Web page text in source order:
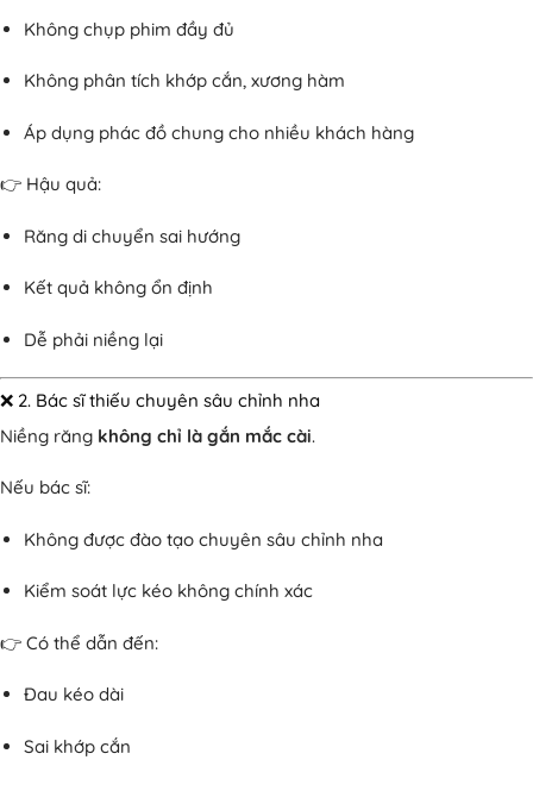
Không chụp phim đầy đủ
Không phân tích khớp cắn, xương hàm
Áp dụng phác đồ chung cho nhiều khách hàng
👉 Hậu quả:
Răng di chuyển sai hướng
Kết quả không ổn định
Dễ phải niềng lại
❌ 2. Bác sĩ thiếu chuyên sâu chỉnh nha
Niềng răng không chỉ là gắn mắc cài.
Nếu bác sĩ:
Không được đào tạo chuyên sâu chỉnh nha
Kiểm soát lực kéo không chính xác
👉 Có thể dẫn đến:
Đau kéo dài
Sai khớp cắn